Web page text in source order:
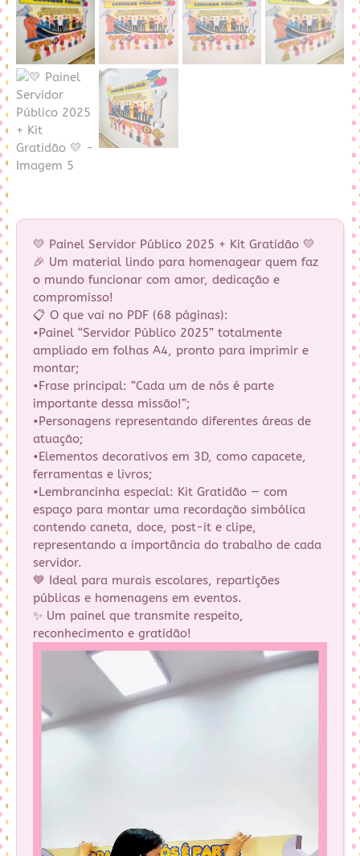
💛 Painel Servidor Público 2025 + Kit Gratidão 💛
🎉 Um material lindo para homenagear quem faz
o mundo funcionar com amor, dedicação e
compromisso!
📋 O que vai no PDF (68 páginas):
•Painel “Servidor Público 2025” totalmente
ampliado em folhas A4, pronto para imprimir e
montar;
•Frase principal: “Cada um de nós é parte
importante dessa missão!”;
•Personagens representando diferentes áreas de
atuação;
•Elementos decorativos em 3D, como capacete,
ferramentas e livros;
•Lembrancinha especial: Kit Gratidão — com
espaço para montar uma recordação simbólica
contendo caneta, doce, post-it e clipe,
representando a importância do trabalho de cada
servidor.
💙 Ideal para murais escolares, repartições
públicas e homenagens em eventos.
✨ Um painel que transmite respeito,
reconhecimento e gratidão!
Tocador